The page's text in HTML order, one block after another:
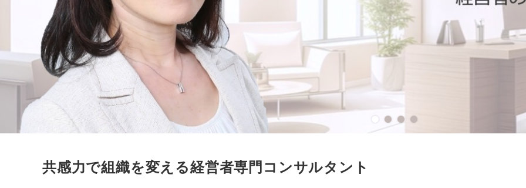
共感力で組織を変える経営者専門コンサルタント